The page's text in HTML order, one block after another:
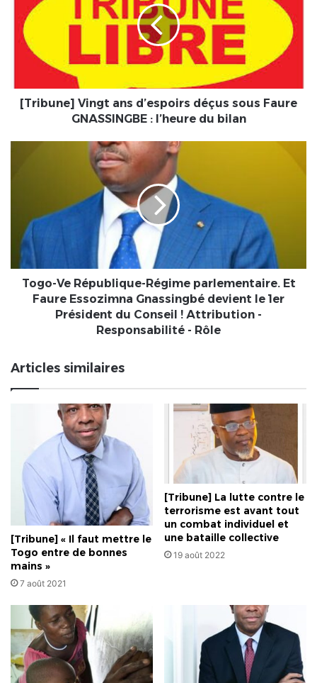
d’espoirs
déçus
sous
GNASSINGBE
l’heure
[Tribune] Vingt ans d’espoirs déçus sous Faure
GNASSINGBE : l’heure du bilan
parlementaire.
Faure
Essozimna
Gnassingbé
devient
!
Responsabilité
Togo-Ve République-Régime parlementaire. Et
Faure Essozimna Gnassingbé devient le 1er
Président du Conseil ! Attribution -
Responsabilité - Rôle
Articles similaires
[Tribune] « Il faut mettre le
Togo entre de bonnes
mains »
7 août 2021
[Tribune] La lutte contre le
terrorisme est avant tout
un combat individuel et
une bataille collective
19 août 2022